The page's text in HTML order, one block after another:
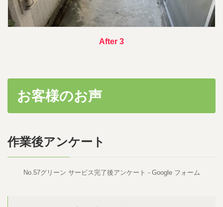
After 3
お客様のお声
作業後アンケート
No.57グリーン サービス完了後アンケート - Google フォーム